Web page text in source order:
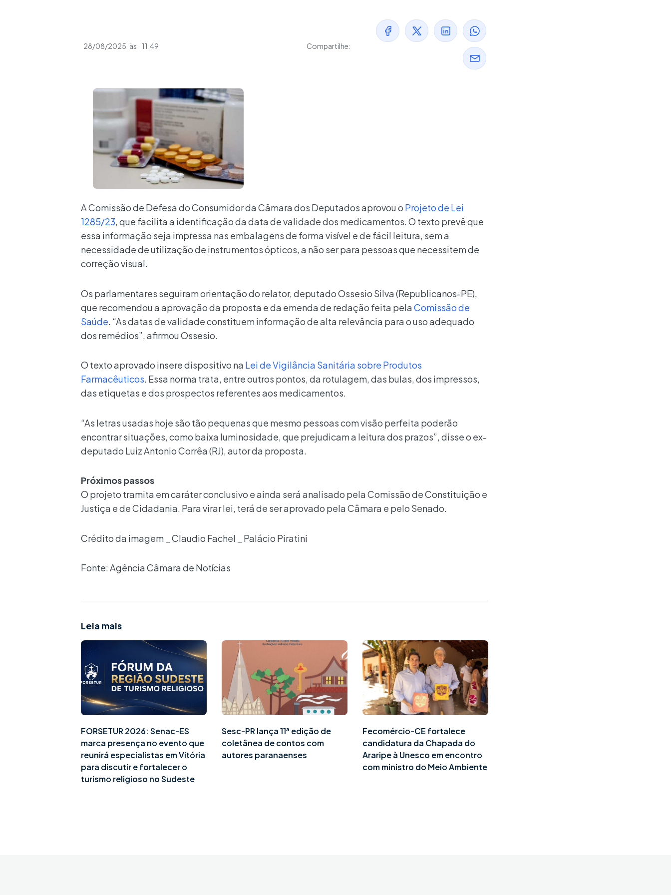
28/08/2025 às 11:49 Compartilhe:
A Comissão de Defesa do Consumidor da Câmara dos Deputados aprovou o Projeto de Lei
1285/23, que facilita a identificação da data de validade dos medicamentos. O texto prevê que
essa informação seja impressa nas embalagens de forma visível e de fácil leitura, sem a
necessidade de utilização de instrumentos ópticos, a não ser para pessoas que necessitem de
correção visual.
Os parlamentares seguiram orientação do relator, deputado Ossesio Silva (Republicanos-PE),
que recomendou a aprovação da proposta e da emenda de redação feita pelaComissão de
Saúde. “As datas de validade constituem informação de alta relevância para o uso adequado
dos remédios”, afirmou Ossesio.
O texto aprovado insere dispositivo na Lei de Vigilância Sanitária sobre Produtos
Farmacêuticos. Essa norma trata, entre outros pontos, da rotulagem, das bulas, dos impressos,
das etiquetas e dos prospectos referentes aos medicamentos.
“As letras usadas hoje são tão pequenas que mesmo pessoas com visão perfeita poderão
encontrar situações, como baixa luminosidade, que prejudicam a leitura dos prazos”, disse o ex-
deputado Luiz Antonio Corrêa (RJ), autor da proposta.
Próximos passos
O projeto tramita em caráter conclusivo e ainda será analisado pela Comissão de Constituição e
Justiça e de Cidadania. Para virar lei, terá de ser aprovado pela Câmara e pelo Senado.
Crédito da imagem _ Claudio Fachel _ Palácio Piratini
Fonte: Agência Câmara de Notícias
Leia mais
FORSETUR 2026: Senac-ES
marca presença no evento que
reunirá especialistas em Vitória
para discutir e fortalecer o
turismo religioso no Sudeste
Sesc-PR lança 11ª edição de
coletânea de contos com
autores paranaenses
Fecomércio-CE fortalece
candidatura da Chapada do
Araripe à Unesco em encontro
com ministro do Meio Ambiente